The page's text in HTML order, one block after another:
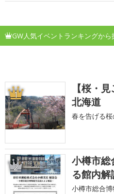
GW人気イベントランキングから
1
【桜・
北海道
春を告げる
2
小樽市総
る館内
小樽市総合